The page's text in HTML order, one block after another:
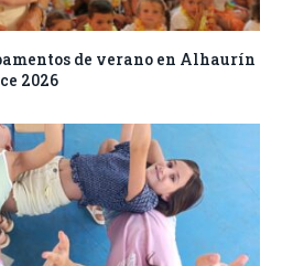
de verano en Alhaurín
2026